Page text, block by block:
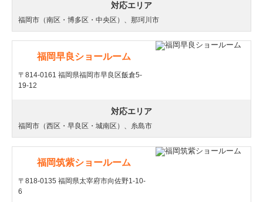
対応エリア
福岡市（南区・博多区・中央区）、那珂川市
福岡早良ショールーム
〒814-0161 福岡県福岡市早良区飯倉5-
19-12
対応エリア
福岡市（西区・早良区・城南区）、糸島市
福岡筑紫ショールーム
〒818-0135 福岡県太宰府市向佐野1-10-
6